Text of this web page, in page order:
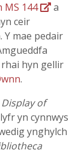
MS 144
a
ceir
Y mae pedair
rhai hyn gellir
.
of
yn cynnwys
ynghylch